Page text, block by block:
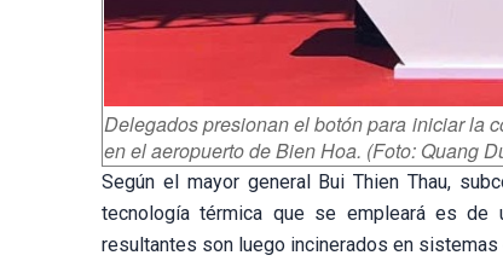
Delegados presionan el botón para iniciar la
en el aeropuerto de Bien Hoa. (Foto: Quang
Según el mayor general Bui Thien Thau,
tecnología térmica que se empleará es de
resultantes son luego incinerados en